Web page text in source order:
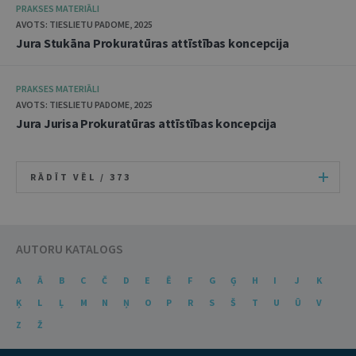
PRAKSES MATERIĀLI
AVOTS: TIESLIETU PADOME, 2025
Jura Stukāna Prokuratūras attīstības koncepcija
PRAKSES MATERIĀLI
AVOTS: TIESLIETU PADOME, 2025
Jura Jurisa Prokuratūras attīstības koncepcija
RĀDĪT VĒL / 373
AUTORU KATALOGS
A Ā B C Č D E Ē F G Ģ H I J
K
Ķ
L Ļ M N Ņ O P R S Š T U Ū
V
Z
Ž